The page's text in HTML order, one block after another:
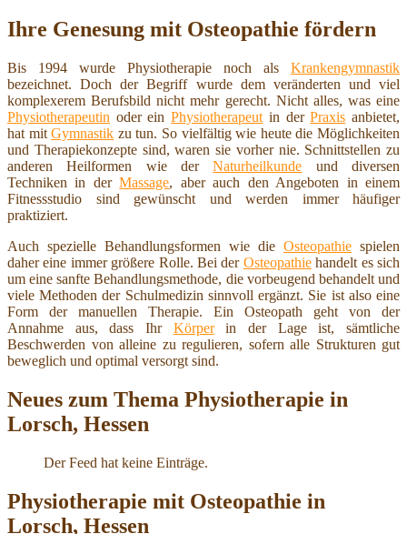
Ihre Genesung mit Osteopathie fördern
Bis 1994 wurde Physiotherapie noch als Krankengymnastik
bezeichnet. Doch der Begriff wurde dem veränderten und viel
komplexerem Berufsbild nicht mehr gerecht. Nicht alles, was eine
Physiotherapeutin oder einPhysiotherapeut in derPraxis anbietet,
hat mitGymnastik zu tun. So vielfältig wie heute die Möglichkeiten
und Therapiekonzepte sind, waren sie vorher nie. Schnittstellen zu
anderen Heilformen wie derNaturheilkunde und diversen
Techniken in derMassage, aber auch den Angeboten in einem
Fitnessstudio sind gewünscht und werden immer häufiger
praktiziert.
Auch spezielle Behandlungsformen wie die Osteopathie spielen
daher eine immer größere Rolle. Bei der Osteopathiehandelt es sich
um eine sanfte Behandlungsmethode, die vorbeugend behandelt und
viele Methoden der Schulmedizin sinnvoll ergänzt. Sie ist also eine
Form der manuellen Therapie. Ein Osteopath geht von der
Annahme aus, dass Ihr Körperin der Lage ist, sämtliche
Beschwerden von alleine zu regulieren, sofern alle Strukturen gut
beweglich und optimal versorgt sind.
Neues zum Thema Physiotherapie in
Lorsch, Hessen
Der Feed hat keine Einträge.
Physiotherapie mit Osteopathie in
Lorsch, Hessen